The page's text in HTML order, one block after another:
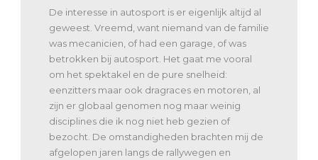
De interesse in autosport is er eigenlijk altijd al
geweest. Vreemd, want niemand van de familie
was mecanicien, of had een garage, of was
betrokken bij autosport. Het gaat me vooral
om het spektakel en de pure snelheid:
eenzitters maar ook dragraces en motoren, al
zijn er globaal genomen nog maar weinig
disciplines die ik nog niet heb gezien of
bezocht. De omstandigheden brachten mij de
afgelopen jaren langs de rallywegen en